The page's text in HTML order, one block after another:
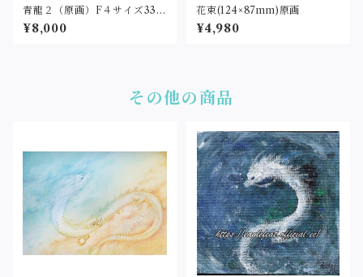
青龍２（原画）F４サイズ333
×242
¥8,000
花束(124×87mm)原画
¥4,980
その他の商品